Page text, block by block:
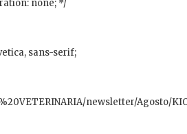
none; */
sans-serif;
newsletter/Agosto/